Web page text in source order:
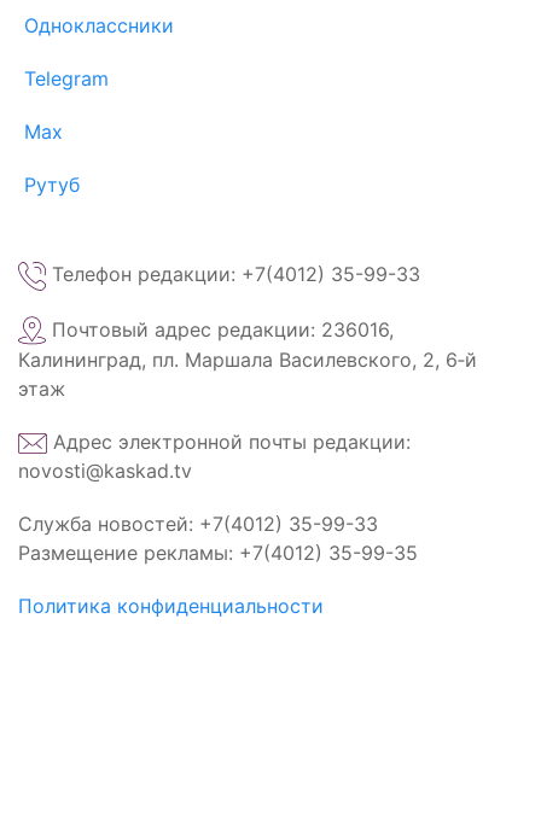
Одноклассники
Telegram
Max
Рутуб
Телефон редакции: +7(4012) 35-99-33
Почтовый адрес редакции: 236016,
Калининград, пл. Маршала Василевского, 2, 6‑й
этаж
Адрес электронной почты редакции:
novosti@kaskad.tv
Служба новостей: +7(4012) 35-99-33
Размещение рекламы: +7(4012) 35-99-35
Политика конфиденциальности